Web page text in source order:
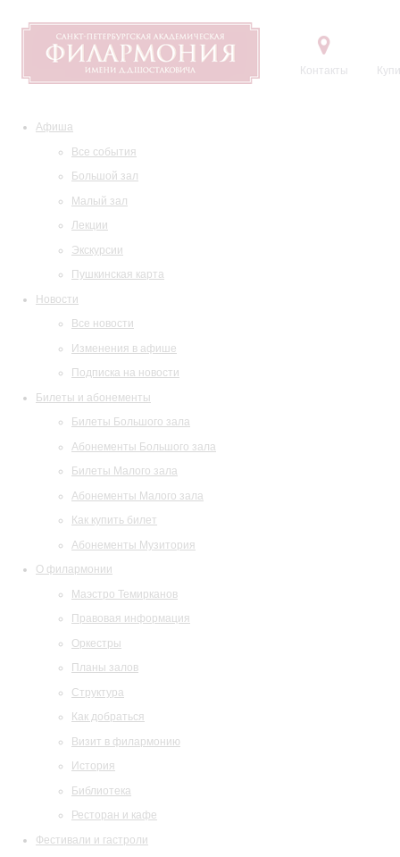
Контакты
Афиша
Все события
Большой зал
Малый зал
Лекции
Экскурсии
Пушкинская карта
Новости
Все новости
Изменения в афише
Подписка на новости
Билеты и абонементы
Билеты Большого зала
Абонементы Большого зала
Билеты Малого зала
Абонементы Малого зала
Как купить билет
Абонементы Музитория
О филармонии
Маэстро Темирканов
Правовая информация
Оркестры
Планы залов
Структура
Как добраться
Визит в филармонию
История
Библиотека
Ресторан и кафе
Фестивали и гастроли